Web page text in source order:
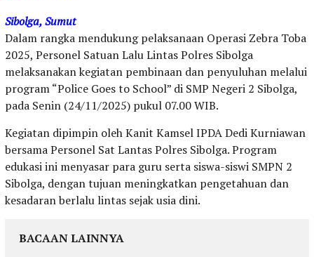
Sibolga, Sumut
Dalam rangka mendukung pelaksanaan Operasi Zebra Toba
2025, Personel Satuan Lalu Lintas Polres Sibolga
melaksanakan kegiatan pembinaan dan penyuluhan melalui
program “Police Goes to School” di SMP Negeri 2 Sibolga,
pada Senin (24/11/2025) pukul 07.00 WIB.
Kegiatan dipimpin oleh Kanit Kamsel IPDA Dedi Kurniawan
bersama Personel Sat Lantas Polres Sibolga. Program
edukasi ini menyasar para guru serta siswa-siswi SMPN 2
Sibolga, dengan tujuan meningkatkan pengetahuan dan
kesadaran berlalu lintas sejak usia dini.
BACAAN LAINNYA